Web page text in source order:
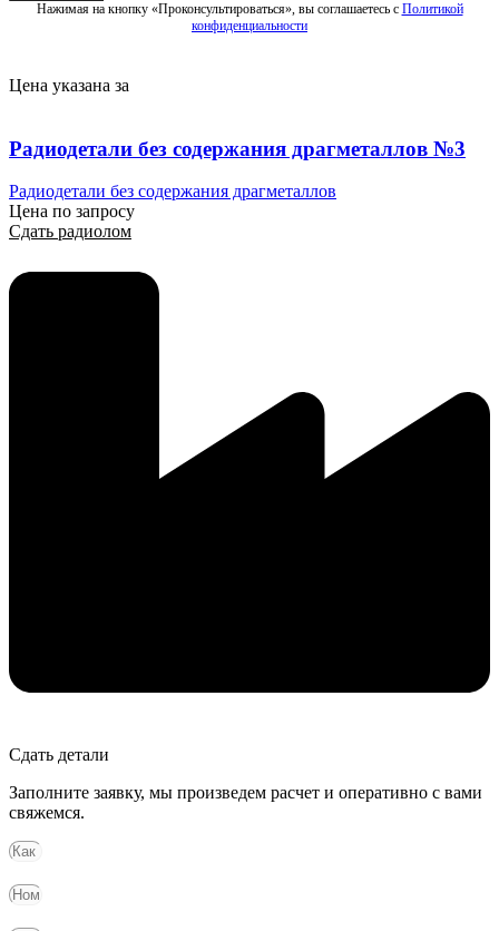
Нажимая на кнопку «Проконсультироваться», вы соглашаетесь с Политикой
конфиденциальности
Цена указана за
Радиодетали без содержания драгметаллов №3
Радиодетали без содержания драгметаллов
Цена по запросу
Сдать радиолом
Сдать детали
Заполните заявку, мы произведем расчет и оперативно с вами
свяжемся.